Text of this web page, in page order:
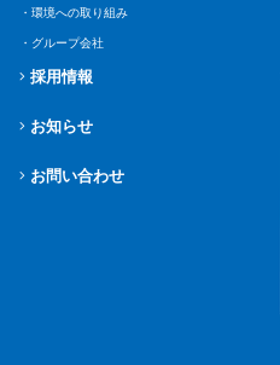
・環境への取り組み
・グループ会社
採用情報
お知らせ
お問い合わせ